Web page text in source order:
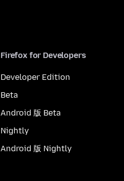
Firefox for Developers
Developer Edition
Beta
Android 版 Beta
Nightly
Android 版 Nightly